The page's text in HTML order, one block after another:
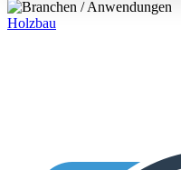
Holzbau